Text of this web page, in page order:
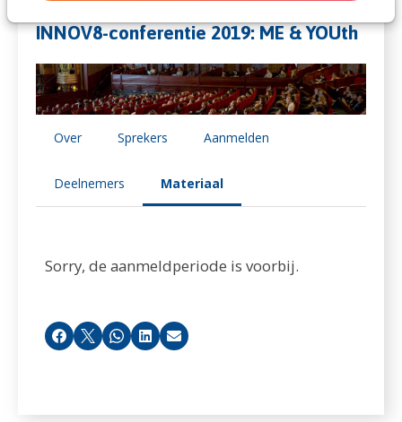
INNOV8-conferentie 2019: ME & YOUth
Over Sprekers Aanmelden
Deelnemers Materiaal
Sorry, de aanmeldperiode is voorbij.
Facebook
X Whatsapp
LinkedInE-mail